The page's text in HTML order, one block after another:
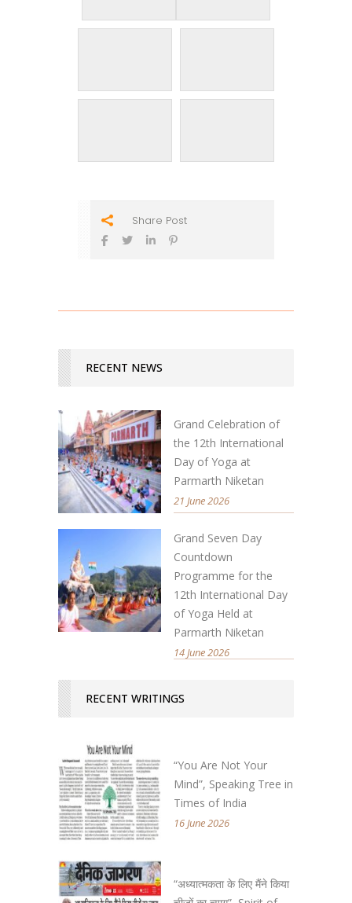
Share Post
RECENT NEWS
Grand Celebration of
the 12th International
Day of Yoga at
Parmarth Niketan
21 June 2026
Grand Seven Day
Countdown
Programme for the
12th International Day
of Yoga Held at
Parmarth Niketan
14 June 2026
RECENT WRITINGS
“You Are Not Your
Mind”, Speaking Tree in
Times of India
16 June 2026
“अध्यात्मकता के लिए मैंने किया